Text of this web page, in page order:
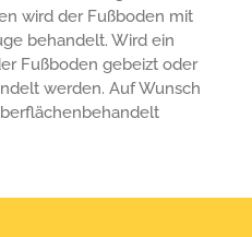
wird der Fußboden mit
behandelt. Wird ein
Fußboden gebeizt oder
werden. Auf Wunsch